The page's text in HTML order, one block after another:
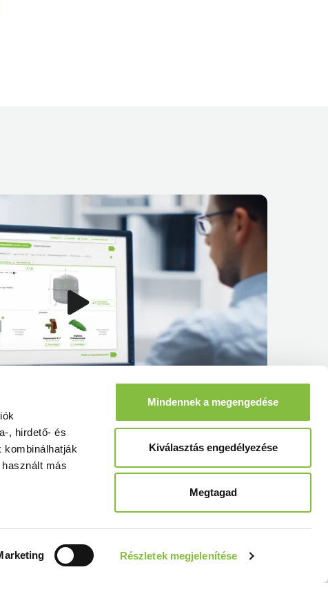
, hirdető- és
kombinálhatják
más
Részletek megjelenítése
Mindennek a megengedése
Kiválasztás engedélyezése
Megtagad